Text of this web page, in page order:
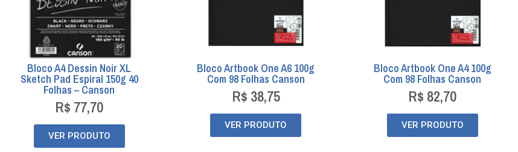
Bloco A4 Dessin Noir XL
Sketch Pad Espiral 150g 40
Folhas – Canson
R$ 77,70
VER PRODUTO
Bloco Artbook One A6 100g
Com 98 Folhas Canson
R$ 38,75
VER PRODUTO
Bloco Artbook One A4 100g
Com 98 Folhas Canson
R$ 82,70
VER PRODUTO